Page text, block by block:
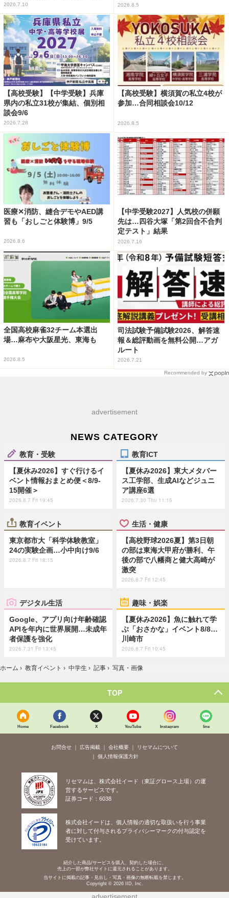
2026.7.10 2026.8.5
【高校受験】【中学受験】兵庫
県内の私立31校が集結、個別相
談会9/6
2026.7.28
【高校受験】横須賀の私立4校が
参加…合同相談会10/12
2026.8.5
医療✕消防、縫合デモやAED講
習も「おしごと体験博」9/5
2026.8.6
【中学受験2027】人気校の併願
先は…四谷大塚「第2回合不合判
定テスト」結果
2026.7.16
全国高校麻雀32チーム本選出
場…麻布や大阪星光、東海も
2026.8.5
司法試験予備試験2026、解答速
報＆総評動画を無料公開…アガ
ルート
2026.7.21
Recommended by
advertisement
NEWS CATEGORY
教育・受験
【夏休み2026】すぐ行けるイ
ベント情報おまとめ便＜8/9-
15開催＞
2026.8.7 Fri 19:45
教育ICT
【夏休み2026】東大メタバー
ス工学部、生成AIなどジュニ
ア講座6選
2026.7.30 Thu 11:15
教育イベント
東京都市大「科学体験教室」
24の実験企画…小中向け9/6
2026.8.7 Fri 18:15
生活・健康
【高校野球2026夏】第3日朝
の部は東海大甲府が勝利、午
後の部で八幡商と健大高崎が
激突
2026.8.7 Fri 12:45
デジタル生活
Google、アプリ向け年齢確認
APIを年内に世界展開…未成年
者保護を強化
2026.7.31 Fri 13:45
趣味・娯楽
【夏休み2026】魚に触れて学
ぶ「おさかな」イベント8/8…
川崎市
2026.8.7 Fri 10:45
ホーム › 教育イベント › 中学生 › 記事 › 写真・画像
TOP
Home Facebook X YouTube Instagram line
お問合せ 広告掲載 会社概要
リセマムについて
個人情報保護方針
リセマムは、株式会社イード（東証グロース上場）の運
営するサービスです。
証券コード：6038
株式会社イードは、個人情報の適切な取扱いを行う事業
者に対して付与されるプライバシーマークの付与認定を
受けています。
紹介した商品/サービスを購入、契約した場合に、
売上の一部が弊社サイトに還元されることがあります。
当サイトに掲載の記事・見出し・写真・画像の無断転載を禁じます。
Copyright © 2026 IID, Inc.